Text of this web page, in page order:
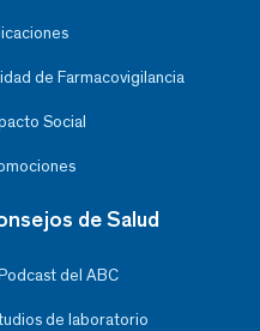
de Farmacovigilancia
Social
de Salud
del ABC
de laboratorio